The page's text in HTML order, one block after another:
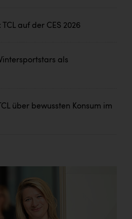
auf der CES 2026
als
über bewussten Konsum im